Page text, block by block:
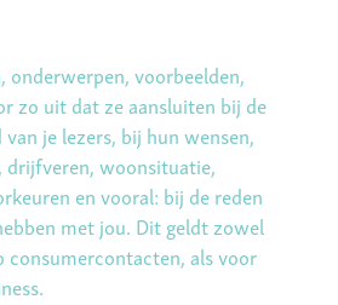
onderwerpen, voorbeelden,
zo uit dat ze aansluiten bij de
je lezers, bij hun wensen,
drijfveren, woonsituatie,
en vooral: bij de reden
met jou. Dit geldt zowel
consumercontacten, als voor